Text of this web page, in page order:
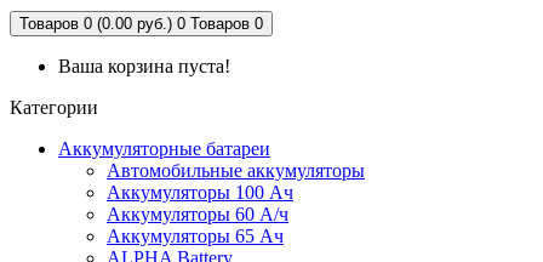
Товаров 0 (0.00 руб.) 0 Товаров 0
Ваша корзина пуста!
Категории
Аккумуляторные батареи
Автомобильные аккумуляторы
Аккумуляторы 100 Ач
Аккумуляторы 60 А/ч
Аккумуляторы 65 Ач
ALPHA Battery